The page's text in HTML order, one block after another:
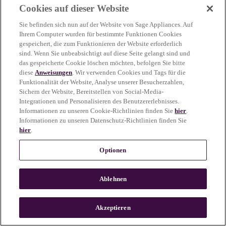
more information)
n
Cookies auf dieser Website
Sie befinden sich nun auf der Website von Sage Appliances. Auf
Ihrem Computer wurden für bestimmte Funktionen Cookies
gespeichert, die zum Funktionieren der Website erforderlich
sind. Wenn Sie unbeabsichtigt auf diese Seite gelangt sind und
das gespeicherte Cookie löschen möchten, befolgen Sie bitte
dieseAnweisungen. Wir verwenden Cookies und Tags für die
Funktionalität der Website, Analyse unserer Besucherzahlen,
Sichern der Website, Bereitstellen von Social-Media-
Integrationen und Personalisieren des Benutzererlebnisses.
Informationen zu unseren Cookie-Richtlinien finden Siehier.
Informationen zu unseren Datenschutz-Richtlinien finden Sie
hier.
Optionen
Ablehnen
Akzeptieren